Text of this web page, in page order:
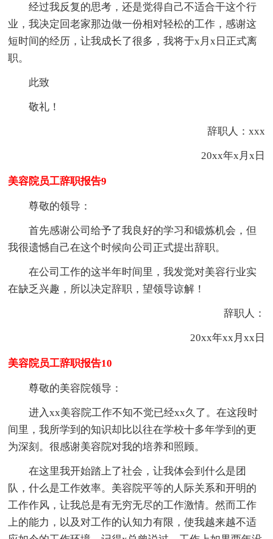
经过我反复的思考，还是觉得自己不适合干这个行
业，我决定回老家那边做一份相对轻松的工作，感谢这
短时间的经历，让我成长了很多，我将于x月x日正式离
职。
此致
敬礼！
辞职人：xxx
20xx年x月x日
美容院员工辞职报告9
尊敬的领导：
首先感谢公司给予了我良好的学习和锻炼机会，但
我很遗憾自己在这个时候向公司正式提出辞职。
在公司工作的这半年时间里，我发觉对美容行业实
在缺乏兴趣，所以决定辞职，望领导谅解！
辞职人：
20xx年xx月xx日
美容院员工辞职报告10
尊敬的美容院领导：
进入xx美容院工作不知不觉已经xx久了。在这段时
间里，我所学到的知识却比以往在学校十多年学到的更
为深刻。很感谢美容院对我的培养和照顾。
在这里我开始踏上了社会，让我体会到什么是团
队，什么是工作效率。美容院平等的人际关系和开明的
工作作风，让我总是有无穷无尽的工作激情。然而工作
上的能力，以及对工作的认知力有限，使我越来越不适